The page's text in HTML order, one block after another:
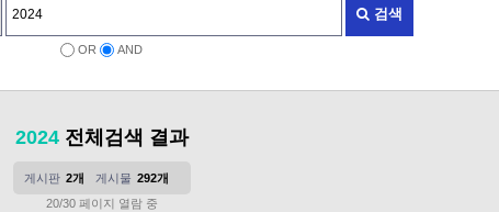
검색
OR AND
2024전체검색 결과
게시판 2개 게시물 292개
20/30 페이지 열람 중